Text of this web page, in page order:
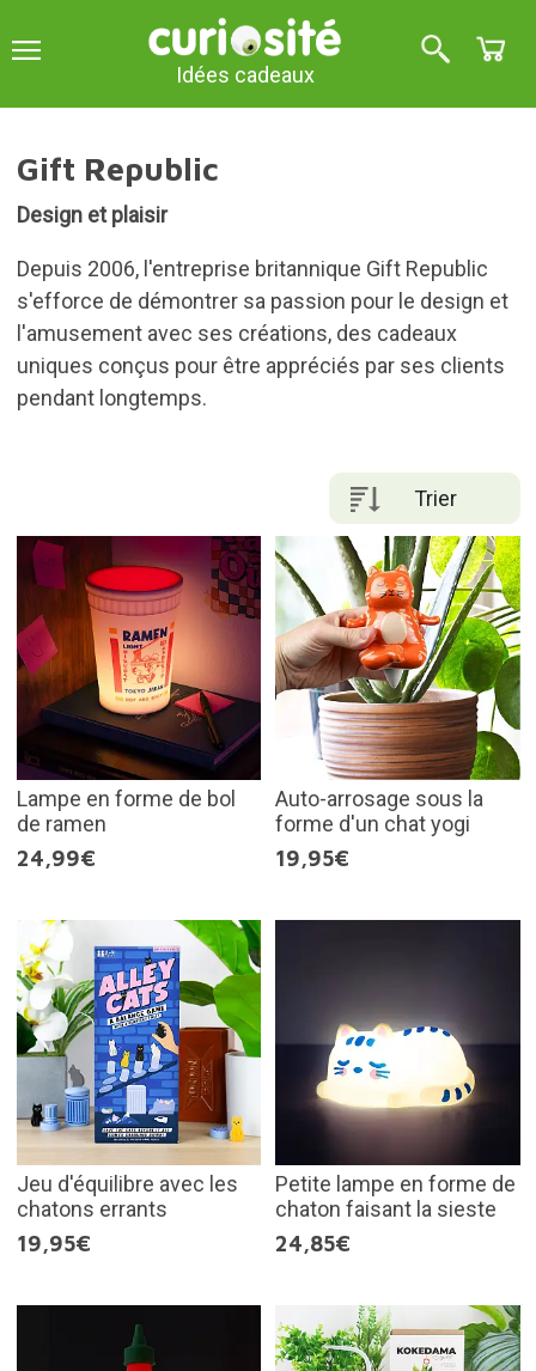
Idées cadeaux
Gift Republic
Design et plaisir
Depuis 2006, l'entreprise britannique Gift Republic
s'efforce de démontrer sa passion pour le design et
l'amusement avec ses créations, des cadeaux
uniques conçus pour être appréciés par ses clients
pendant longtemps.
Trier
Lampe en forme de bol
de ramen
24,99€
Auto-arrosage sous la
forme d'un chat yogi
19,95€
Jeu d'équilibre avec les
chatons errants
19,95€
Petite lampe en forme de
chaton faisant la sieste
24,85€